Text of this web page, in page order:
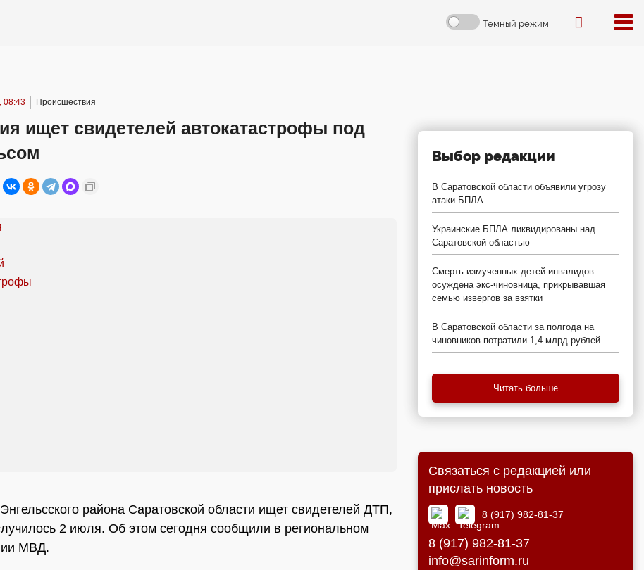
Темный режим
08:43 Происшествия
ищет свидетелей автокатастрофы под
района Саратовской области ищет свидетелей ДТП,
2 июля. Об этом сегодня сообщили в региональном
МВД.
Выбор редакции
В Саратовской области объявили угрозу
атаки БПЛА
Украинские БПЛА ликвидированы над
Саратовской областью
Смерть измученных детей-инвалидов:
осуждена экс-чиновница, прикрывавшая
семью извергов за взятки
В Саратовской области за полгода на
чиновников потратили 1,4 млрд рублей
Читать больше
Связаться с редакцией или
прислать новость
8 (917) 982-81-37
8 (917) 982-81-37
info@sarinform.ru